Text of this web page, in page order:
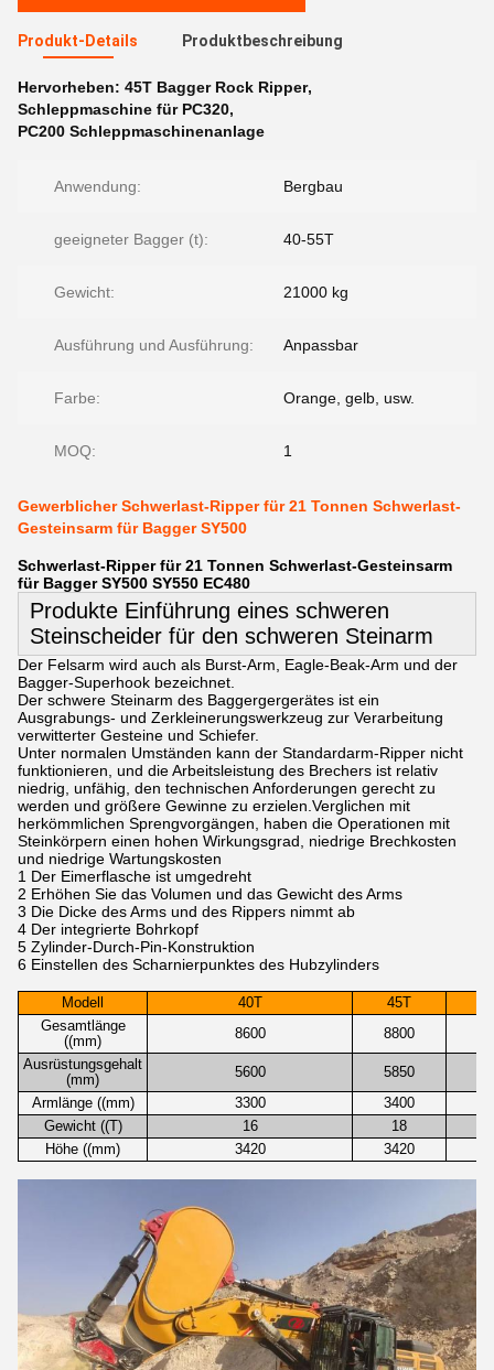
Produkt-Details Produktbeschreibung
Hervorheben: 45T Bagger Rock Ripper,
Schleppmaschine für PC320,
PC200 Schleppmaschinenanlage
Anwendung: Bergbau
geeigneter Bagger (t): 40-55T
Gewicht: 21000 kg
Ausführung und Ausführung: Anpassbar
Farbe: Orange, gelb, usw.
MOQ: 1
Gewerblicher Schwerlast-Ripper für 21 Tonnen Schwerlast-
Gesteinsarm für Bagger SY500
Schwerlast-Ripper für 21 Tonnen Schwerlast-Gesteinsarm
für Bagger SY500 SY550 EC480
Produkte Einführung eines schweren
Steinscheider für den schweren Steinarm
Der Felsarm wird auch als Burst-Arm, Eagle-Beak-Arm und der
Bagger-Superhook bezeichnet.
Der schwere Steinarm des Baggergergerätes ist ein
Ausgrabungs- und Zerkleinerungswerkzeug zur Verarbeitung
verwitterter Gesteine und Schiefer.
Unter normalen Umständen kann der Standardarm-Ripper nicht
funktionieren, und die Arbeitsleistung des Brechers ist relativ
niedrig, unfähig, den technischen Anforderungen gerecht zu
werden und größere Gewinne zu erzielen.Verglichen mit
herkömmlichen Sprengvorgängen, haben die Operationen mit
Steinkörpern einen hohen Wirkungsgrad, niedrige Brechkosten
und niedrige Wartungskosten
1 Der Eimerflasche ist umgedreht
2 Erhöhen Sie das Volumen und das Gewicht des Arms
3 Die Dicke des Arms und des Rippers nimmt ab
4 Der integrierte Bohrkopf
5 Zylinder-Durch-Pin-Konstruktion
6 Einstellen des Scharnierpunktes des Hubzylinders
Modell 40T
45T
Gesamtlänge
((mm)
8600
8800
Ausrüstungsgehalt
(mm)
5600
5850
Armlänge ((mm)
3300
3400
Gewicht ((T)
16
18
Höhe ((mm)
3420 3420